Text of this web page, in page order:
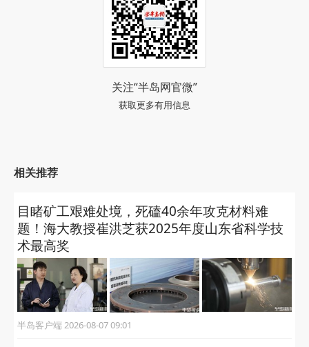
关注“半岛网官微”
获取更多有用信息
相关推荐
目睹矿工艰难处境，死磕40余年攻克材料难
题！海大教授崔洪芝获2025年度山东省科学技
术最高奖
半岛客户端 2026-08-07 09:01